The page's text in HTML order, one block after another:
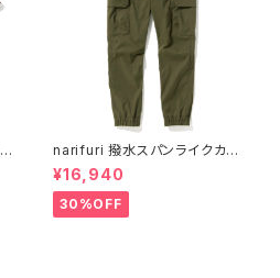
narifuri 撥水スパンライクカー
ゴジョガーズ
¥16,940
30%OFF